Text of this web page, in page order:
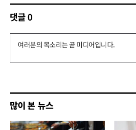
댓글0
댓
기
많이 본 뉴스